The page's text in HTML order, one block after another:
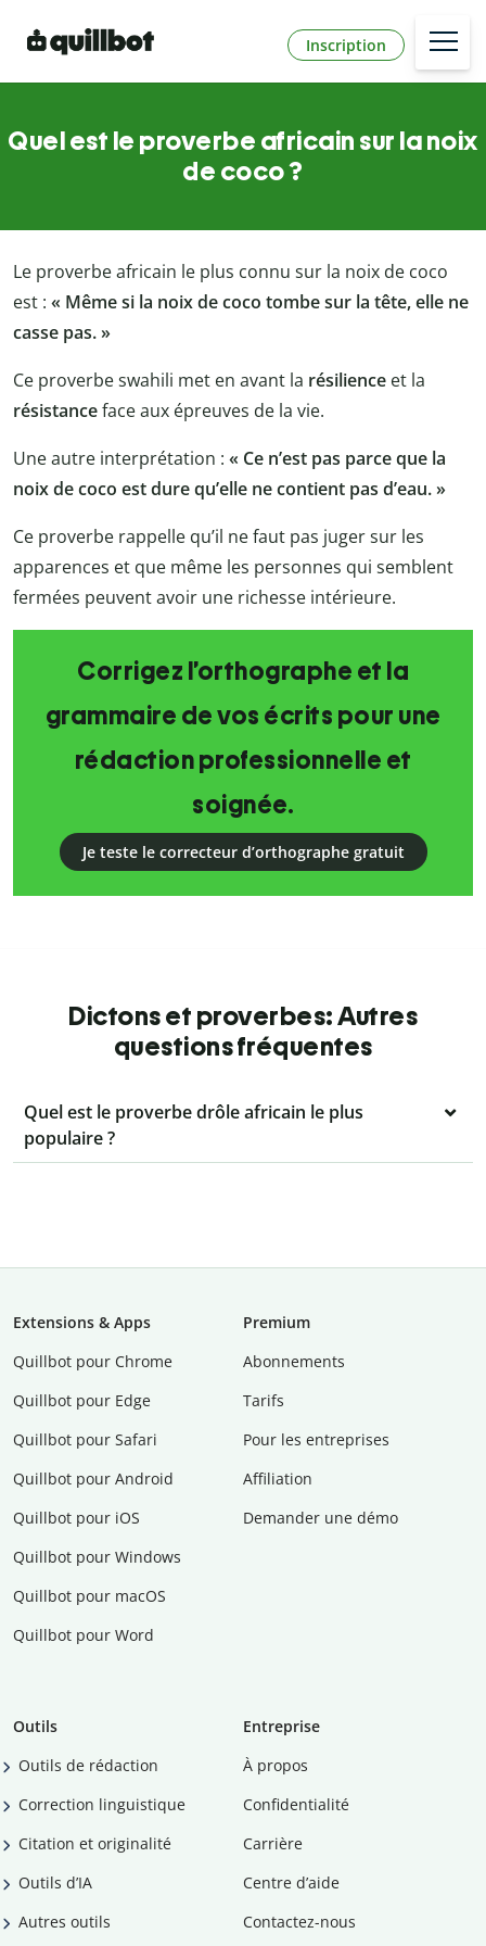
Inscription
Quel est le proverbe africain sur la noix
de coco ?
Le proverbe africain le plus connu sur la noix de coco
est : « Même si la noix de coco tombe sur la tête, elle ne
casse pas. »
Ce proverbe swahili met en avant la résilience et la
résistanceface aux épreuves de la vie.
Une autre interprétation : « Ce n’est pas parce que la
noix de coco est dure qu’elle ne contient pas d’eau. »
Ce proverbe rappelle qu’il ne faut pas juger sur les
apparences et que même les personnes qui semblent
fermées peuvent avoir une richesse intérieure.
Corrigez l’orthographe et la
grammaire de vos écrits pour une
rédaction professionnelle et
soignée.
Je teste le correcteur d’orthographe gratuit
Dictons et proverbes: Autres
questions fréquentes
Quel est le proverbe drôle africain le plus
populaire ?
Extensions & Apps
Quillbot pour Chrome
Quillbot pour Edge
Quillbot pour Safari
Quillbot pour Android
Quillbot pour iOS
Quillbot pour Windows
Quillbot pour macOS
Quillbot pour Word
Premium
Abonnements
Tarifs
Pour les entreprises
Affiliation
Demander une démo
Outils
Outils de rédaction
Correction linguistique
Citation et originalité
Outils d’IA
Autres outils
Entreprise
À propos
Confidentialité
Carrière
Centre d’aide
Contactez-nous